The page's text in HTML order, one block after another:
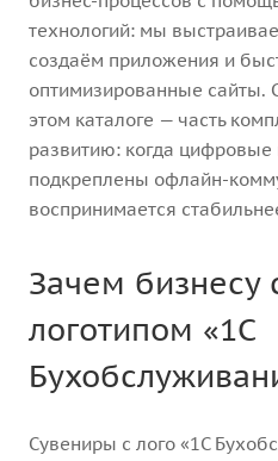
технологий: мы
создаём приложения и
оптимизированные сайты.
этом каталоге — часть
развитию: когда
подкреплены офлайн-
воспринимается
Зачем бизнесу
логотипом «1С
Сувениры с лого «1С